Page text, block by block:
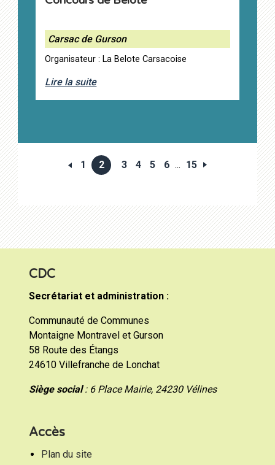
Carsac de Gurson
Organisateur : La Belote Carsacoise
Lire la suite
1 2 3 4 5 6 ... 15
CDC
Secrétariat et administration :
Communauté de Communes
Montaigne Montravel et Gurson
58 Route des Étangs
24610 Villefranche de Lonchat
Siège social: 6 Place Mairie, 24230 Vélines
Accès
Plan du site